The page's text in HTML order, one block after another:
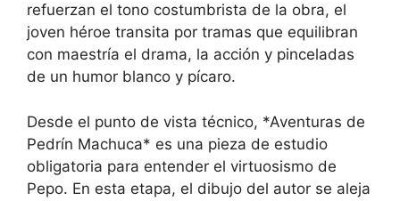
refuerzan el tono costumbrista de la obra, el
joven héroe transita por tramas que equilibran
con maestría el drama, la acción y pinceladas
de un humor blanco y pícaro.
Desde el punto de vista técnico, *Aventuras de
Pedrín Machuca* es una pieza de estudio
obligatoria para entender el virtuosismo de
Pepo. En esta etapa, el dibujo del autor se aleja